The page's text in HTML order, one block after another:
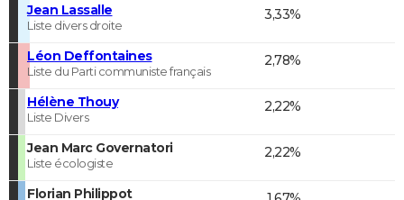
Jean Lassalle
Liste divers droite
3,33%
Léon Deffontaines
Liste du Parti communiste français
2,78%
Hélène Thouy
Liste Divers
2,22%
Jean Marc Governatori
Liste écologiste
2,22%
Florian Philippot